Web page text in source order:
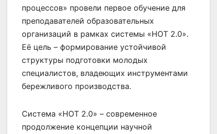
процессов» провели первое обучение для
преподавателей образовательных
организаций в рамках системы «НОТ 2.0».
Её цель – формирование устойчивой
структуры подготовки молодых
специалистов, владеющих инструментами
бережливого производства.
Система «НОТ 2.0» – современное
продолжение концепции научной